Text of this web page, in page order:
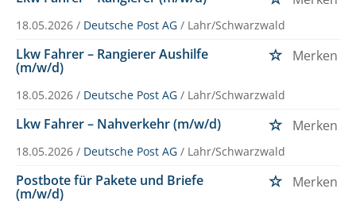
18.05.2026 / Deutsche Post AG / Lahr/Schwarzwald
Lkw Fahrer – Rangierer Aushilfe
(m/w/d)
Merken
18.05.2026 / Deutsche Post AG / Lahr/Schwarzwald
Lkw Fahrer – Nahverkehr (m/w/d) Merken
18.05.2026 / Deutsche Post AG / Lahr/Schwarzwald
Postbote für Pakete und Briefe
(m/w/d)
Merken